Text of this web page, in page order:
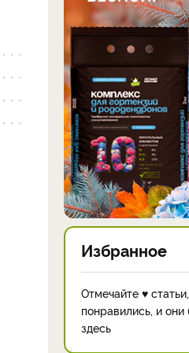
Избранное
Отмечайте ♥
понравились, и
здесь